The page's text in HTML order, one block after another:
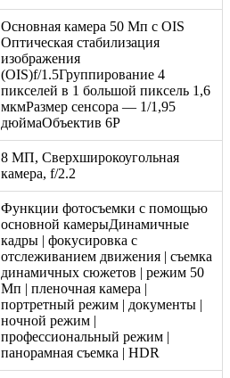
Основная камера 50 Мп с OIS
Оптическая стабилизация
изображения
(OIS)f/1.5Группирование 4
пикселей в 1 большой пиксель 1,6
мкмРазмер сенсора — 1/1,95
дюймаОбъектив 6P
8 МП, Сверхширокоугольная
камера, f/2.2
Функции фотосъемки с помощью
основной камерыДинамичные
кадры | фокусировка с
отслеживанием движения | съемка
динамичных сюжетов | режим 50
Мп | пленочная камера |
портретный режим | документы |
ночной режим |
профессиональный режим |
панорамная съемка | HDR